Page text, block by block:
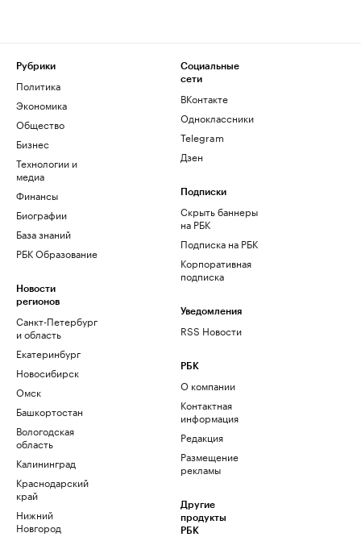
Рубрики
Политика
Экономика
Общество
Бизнес
Технологии и
медиа
Финансы
Биографии
База знаний
РБК Образование
Новости
регионов
Санкт-Петербург
и область
Екатеринбург
Новосибирск
Омск
Башкортостан
Вологодская
область
Калининград
Краснодарский
край
Нижний
Новгород
Социальные
сети
ВКонтакте
Одноклассники
Telegram
Дзен
Подписки
Скрыть баннеры
на РБК
Подписка на РБК
Корпоративная
подписка
Уведомления
RSS Новости
РБК
О компании
Контактная
информация
Редакция
Размещение
рекламы
Другие
продукты
РБК